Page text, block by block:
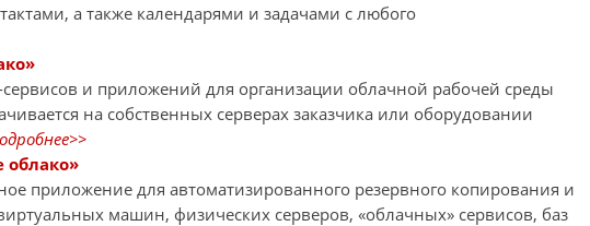
а также календарями и задачами с любого
и приложений для организации облачной рабочей среды
на собственных серверах заказчика или оборудовании
приложение для автоматизированного резервного копирования и
машин, физических серверов, «облачных» сервисов, баз